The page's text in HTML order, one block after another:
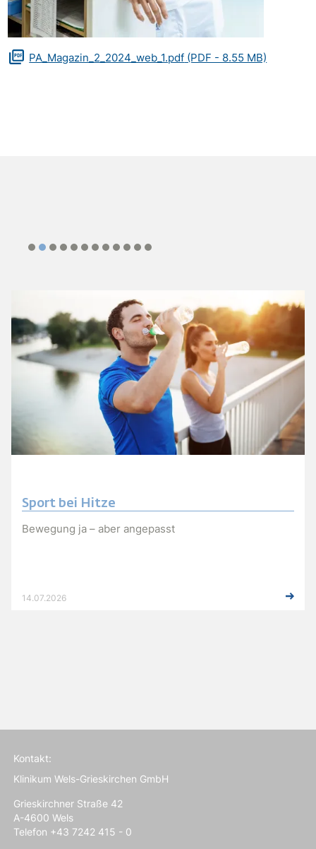
Dokument
PA_Magazin_2_2024_web_1.pdf (PDF - 8.55 MB)
Sport bei Hitze
Bewegung ja – aber angepasst
14.07.2026
Kontakt:
Klinikum Wels-Grieskirchen GmbH
Grieskirchner Straße 42
A-4600 Wels
Telefon +43 7242 415 - 0